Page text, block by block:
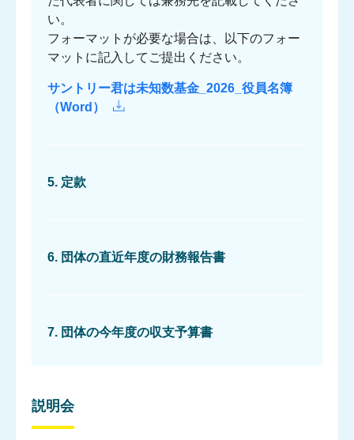
い。
フォーマットが必要な場合は、以下のフォー
マットに記入してご提出ください。
サントリー君は未知数基金_2026_役員名簿
（Word）
5. 定款
6. 団体の直近年度の財務報告書
7. 団体の今年度の収支予算書
説明会